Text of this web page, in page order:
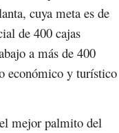
cuya meta es de
de 400 cajas
a más de 400
económico y turístico
mejor palmito del